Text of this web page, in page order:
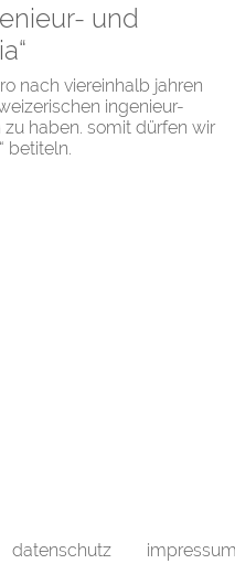
und
nach viereinhalb jahren
ingenieur-
haben. somit dürfen wir
betiteln.
datenschutz